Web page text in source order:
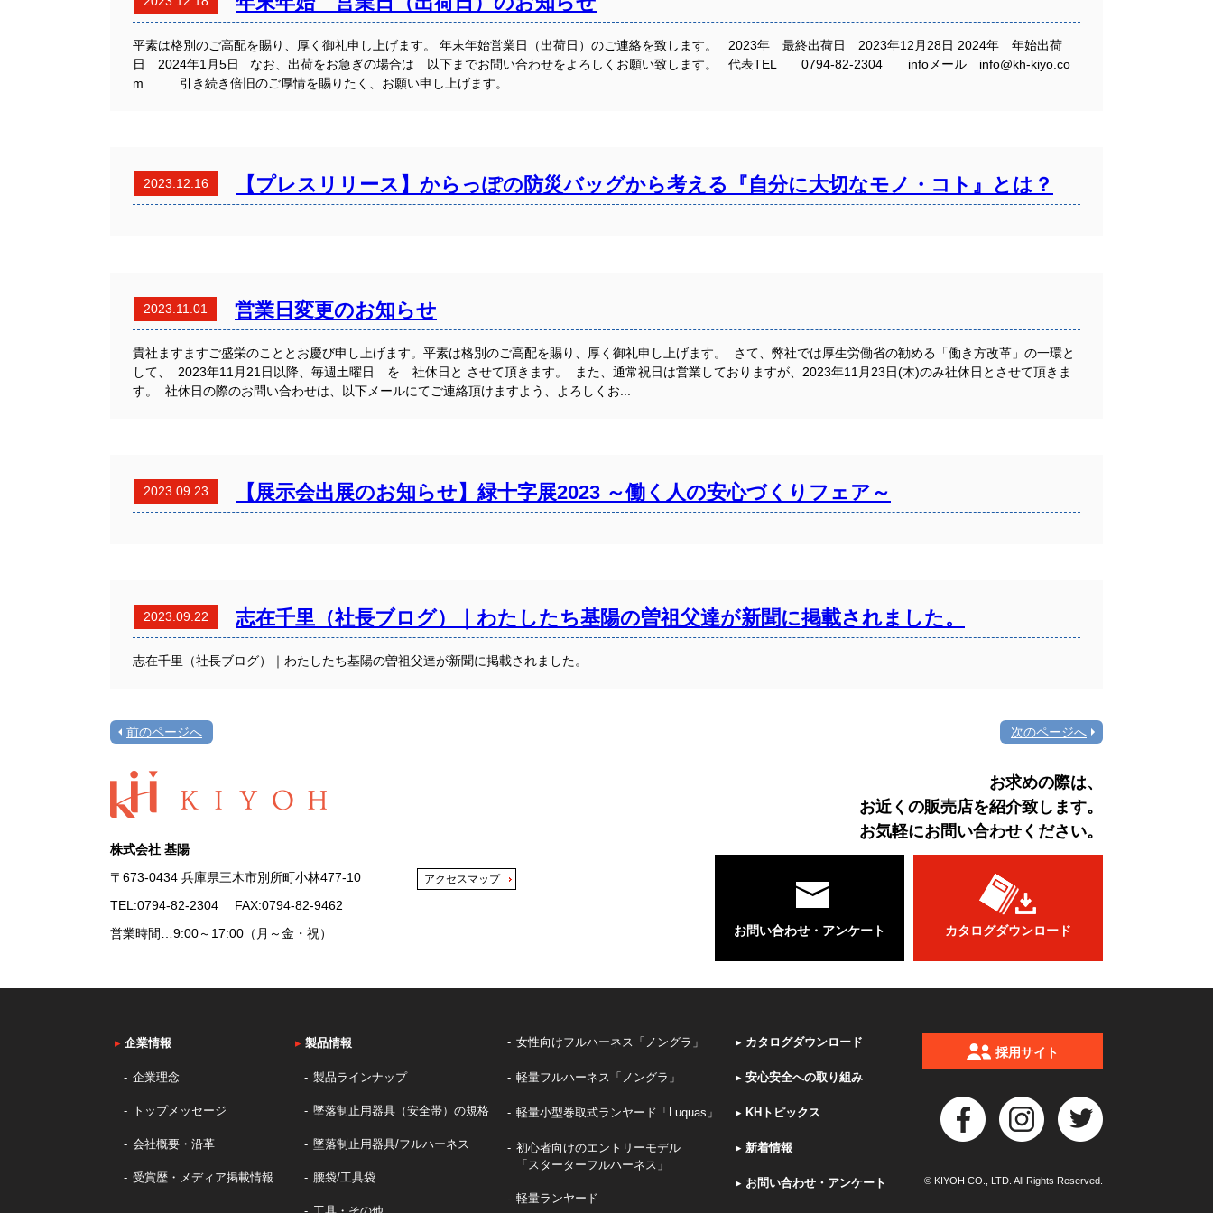
平素は格別のご高配を賜り、厚く御礼申し上げます。 年末年始営業日（出荷日）のご連絡を致します。 2023年 最終出荷日 2023年12月28日 2024年 年始出荷
日 2024年1月5日 なお、出荷をお急ぎの場合は 以下までお問い合わせをよろしくお願い致します。 代表TEL 0794-82-2304 infoメール info@kh-kiyo.co
m 引き続き倍旧のご厚情を賜りたく、お願い申し上げます。
2023.12.16 【プレスリリース】からっぽの防災バッグから考える『自分に大切なモノ・コト』とは？
2023.11.01 営業日変更のお知らせ
貴社ますますご盛栄のこととお慶び申し上げます。平素は格別のご高配を賜り、厚く御礼申し上げます。 さて、弊社では厚生労働省の勧める「働き方改革」の一環と
して、 2023年11月21日以降、毎週土曜日 を 社休日と させて頂きます。 また、通常祝日は営業しておりますが、2023年11月23日(木)のみ社休日とさせて頂きま
す。 社休日の際のお問い合わせは、以下メールにてご連絡頂けますよう、よろしくお...
2023.09.23 【展示会出展のお知らせ】緑十字展2023 ～働く人の安心づくりフェア～
2023.09.22 志在千里（社長ブログ）｜わたしたち基陽の曽祖父達が新聞に掲載されました。
志在千里（社長ブログ）｜わたしたち基陽の曽祖父達が新聞に掲載されました。
前のページへ 次のページへ
株式会社 基陽
〒673-0434 兵庫県三木市別所町小林477-10
TEL:0794-82-2304 FAX:0794-82-9462
営業時間…9:00～17:00（月～金・祝）
アクセスマップ
お求めの際は、
お近くの販売店を紹介致します。
お気軽にお問い合わせください。
お問い合わせ・アンケート カタログダウンロード
▸ 企業情報
企業理念
トップメッセージ
会社概要・沿革
受賞歴・メディア掲載情報
▸製品情報
製品ラインナップ
墜落制止用器具（安全帯）の規格
墜落制止用器具/フルハーネス
腰袋/工具袋
女性向けフルハーネス「ノングラ」
軽量フルハーネス「ノングラ」
軽量小型巻取式ランヤード「Luquas」
初心者向けのエントリーモデル
「スターターフルハーネス」
軽量ランヤード
▸ カタログダウンロード
▸ 安心安全への取り組み
▸ KHトピックス
▸ 新着情報
▸ お問い合わせ・アンケート
採用サイト
© KIYOH CO., LTD. All Rights Reserved.